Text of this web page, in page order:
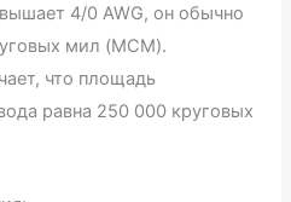
4/0 AWG, он обычно
мил (MCM).
что площадь
равна 250 000 круговых